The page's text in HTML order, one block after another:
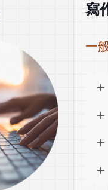
寫
一